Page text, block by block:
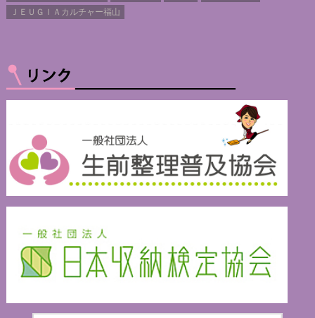
ＪＥＵＧＩＡカルチャー福山